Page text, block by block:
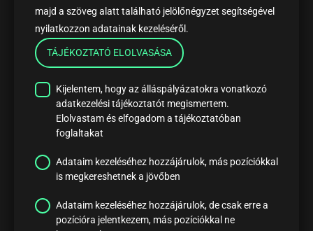
majd a szöveg alatt található jelölőnégyzet segítségével
nyilatkozzon adatainak kezeléséről.
TÁJÉKOZTATÓ ELOLVASÁSA
Kijelentem, hogy az álláspályázatokra vonatkozó
adatkezelési tájékoztatót megismertem.
Elolvastam és elfogadom a tájékoztatóban
foglaltakat
Adataim kezeléséhez hozzájárulok, más pozíciókkal
is megkereshetnek a jövőben
Adataim kezeléséhez hozzájárulok, de csak erre a
pozícióra jelentkezem, más pozíciókkal ne